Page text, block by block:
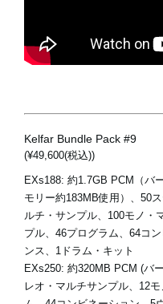
Kelfar Bundle Pack #9
(¥49,600(税込))
EXs188: 約1.7GB PCM（バ
モリー約183MB使用）、50
ルチ・サンプル、100モノ・
プル、46プログラム、64コ
ンス、1ドラム・キット
EXs250: 約320MB PCM (バ
レオ・マルチサンプル、12